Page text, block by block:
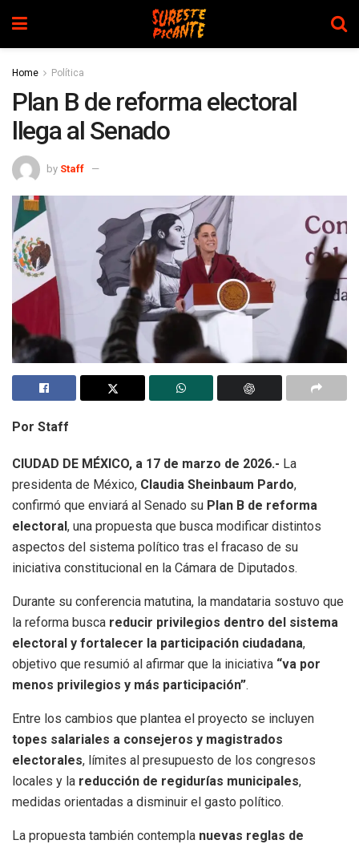
Home Política
Plan B de reforma electoral
llega al Senado
by Staff
Por Staff
CIUDAD DE MÉXICO, a 17 de marzo de 2026.- La
presidenta de México, Claudia Sheinbaum Pardo,
confirmó que enviará al Senado su Plan B de reforma
electoral, una propuesta que busca modificar distintos
aspectos del sistema político tras el fracaso de su
iniciativa constitucional en la Cámara de Diputados.
Durante su conferencia matutina, la mandataria sostuvo que
la reforma busca reducir privilegios dentro del sistema
electoral y fortalecer la participación ciudadana,
objetivo que resumió al afirmar que la iniciativa “va por
menos privilegios y más participación”.
Entre los cambios que plantea el proyecto se incluyen
topes salariales a consejeros y magistrados
electorales, límites al presupuesto de los congresos
locales y la reducción de regidurías municipales,
medidas orientadas a disminuir el gasto político.
La propuesta también contempla nuevas reglas de